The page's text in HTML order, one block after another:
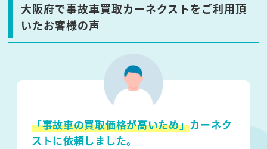
大阪府で事故車買取カーネクストをご利用頂
いたお客様の声
「事故車の買取価格が高いため」カーネク
ストに依頼しました。